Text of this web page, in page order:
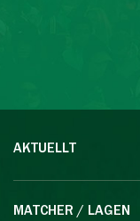
AKTUELLT
MATCHER / LAGEN